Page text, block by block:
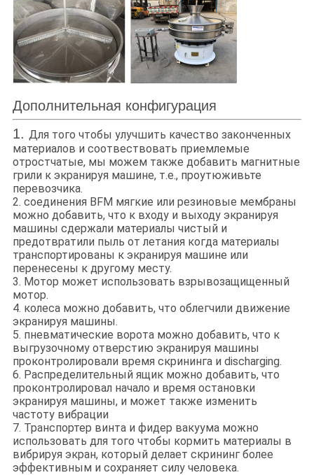
Дополнительная конфигурация
1. Для того чтобы улучшить качество законченных
материалов и соотвествовать приемлемые
отростчатые, мы можем также добавить магнитные
грили к экранируя машине, т.е., проутюживьте
перевозчика.
2. соединения BFM мягкие или резиновые мембраны
можно добавить, что к входу и выходу экранируя
машины сдержали материалы чистый и
предотвратили пыль от летания когда материалы
транспортированы к экранируя машине или
перенесены к другому месту.
3. Мотор может использовать взрывозащищенный
мотор.
4. колеса можно добавить, что облегчили движение
экранируя машины.
5. пневматические ворота можно добавить, что к
выгрузочному отверстию экранируя машины
проконтролировали время скрининга и discharging.
6. Распределительный ящик можно добавить, что
проконтролировал начало и время остановки
экранируя машины, и может также изменить
частоту вибрации
7. Транспортер винта и фидер вакуума можно
использовать для того чтобы кормить материалы в
вибрируя экран, который делает скрининг более
эффективным и сохраняет силу человека.